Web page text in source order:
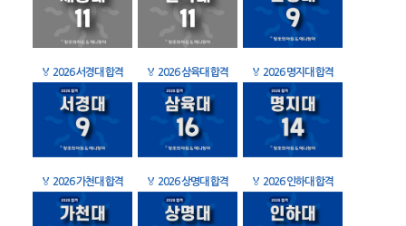
🏅 2026 서경대 합격 🏅 2026 삼육대 합격 🏅 2026 명지대 합격
🏅 2026 가천대 합격 🏅 2026 상명대 합격 🏅 2026 인하대 합격